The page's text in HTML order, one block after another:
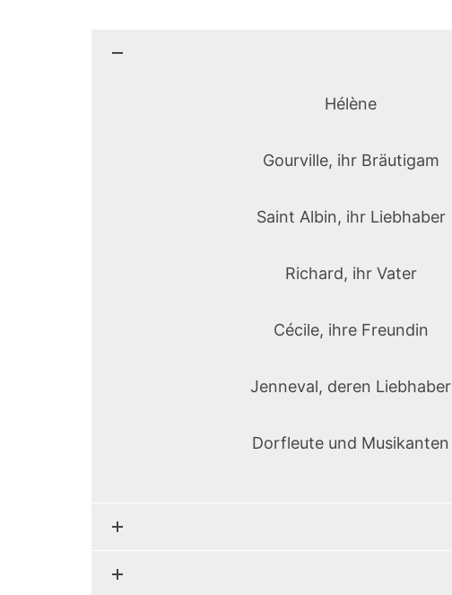
Hélène
Gourville, ihr Bräutigam
Saint Albin, ihr Liebhaber
Richard, ihr Vater
Cécile, ihre Freundin
Jenneval, deren Liebhaber
Dorfleute und Musikanten